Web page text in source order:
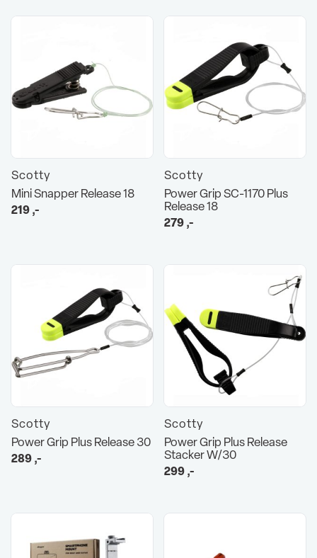
Scotty
Mini Snapper Release 18
219,-
Scotty
Power Grip SC-1170 Plus
Release 18
279,-
Scotty
Power Grip Plus Release 30
289,-
Scotty
Power Grip Plus Release
Stacker W/30
299,-